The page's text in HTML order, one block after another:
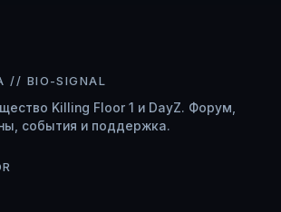
// BIO-SIGNAL
Killing Floor 1 и DayZ. Форум,
события и поддержка.